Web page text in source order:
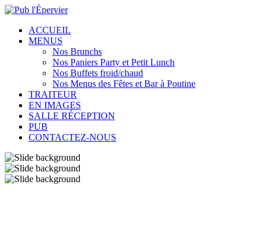
ACCUEIL
MENUS
Nos Brunchs
Nos Paniers Party et Petit Lunch
Nos Buffets froid/chaud
Nos Menus des Fêtes et Bar à Poutine
TRAITEUR
EN IMAGES
SALLE RÉCEPTION
PUB
CONTACTEZ-NOUS